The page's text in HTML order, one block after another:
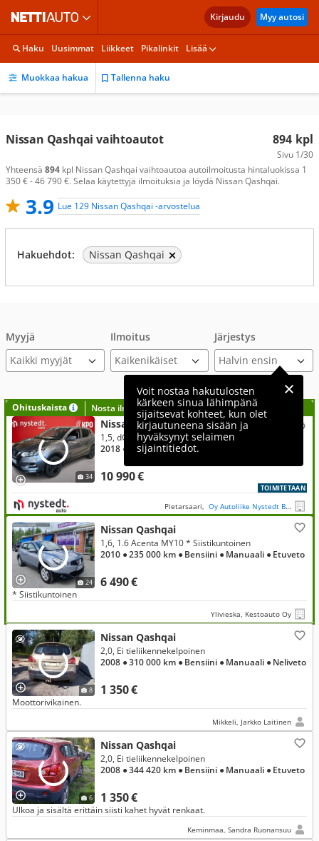
Kirjaudu Myy autosi
Haku Uusimmat Liikkeet Pikalinkit Lisää
Muokkaa hakua Tallenna haku
894 kpl
Sivu 1/30
Nissan Qashqai vaihtoautot
Yhteensä 894 kpl Nissan Qashqai vaihtoautoa autoilmoitusta hintaluokissa 1
350 € - 46 790 €. Selaa käytettyjä ilmoituksia ja löydä Nissan Qashqai.
3.9 Lue 129 Nissan Qashqai -arvostelua
Hakuehdot: Nissan Qashqai
Myyjä
Kaikki myyjät
Ilmoitus Järjestys
Voit nostaa hakutulosten
kärkeen sinua lähimpänä
sijaitsevat kohteet, kun olet
kirjautuneena sisään ja
hyväksynyt selaimen
sijaintitiedot.
Ohituskaista Nosta ilmoituksesi tähän?
34
Nissan Qashqai
10 990 €
1,5, dCi 110 N-Connecta 2WD 6M/T 18"
2018 ● 141 326 km● Diesel
TOIMITETAAN
Pietarsaari, Oy Autoliike Nystedt Bilaffär Ab
24
Nissan Qashqai
6 490 €
1,6, 1.6 Acenta MY10 * Siistikuntoinen
2010 ● 235 000 km ● Bensiini ● Manuaali ● Etuveto
* Siistikuntoinen
Ylivieska, Kestoauto Oy
8
Nissan Qashqai
1 350 €
2,0, Ei tieliikennekelpoinen
2008 ● 310 000 km ● Bensiini ● Manuaali ● Neliveto
Moottorivikainen.
Mikkeli, Jarkko Laitinen
6
Nissan Qashqai
1 350 €
2,0, Ei tieliikennekelpoinen
2008 ● 344 420 km ● Bensiini ● Manuaali ● Etuveto
Ulkoa ja sisältä erittäin siisti kahet hyvät renkaat.
Keminmaa, Sandra Ruonansuu